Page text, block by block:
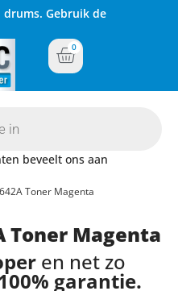
Gebruik de
0
beveelt ons aan
Toner Magenta
Toner Magenta
en net zo
garantie.